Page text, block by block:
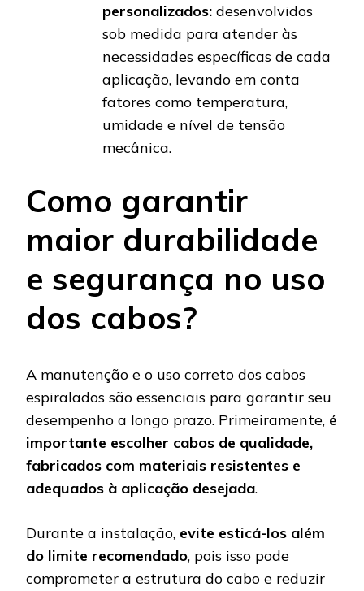
personalizados: desenvolvidos
sob medida para atender às
necessidades específicas de cada
aplicação, levando em conta
fatores como temperatura,
umidade e nível de tensão
mecânica.
Como garantir
maior durabilidade
e segurança no uso
dos cabos?
A manutenção e o uso correto dos cabos
espiralados são essenciais para garantir seu
desempenho a longo prazo. Primeiramente, é
importante escolher cabos de qualidade,
fabricados com materiais resistentes e
adequados à aplicação desejada.
Durante a instalação, evite esticá-los além
do limite recomendado, pois isso pode
comprometer a estrutura do cabo e reduzir